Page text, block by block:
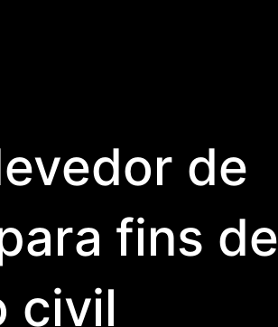
de
fins de
civil